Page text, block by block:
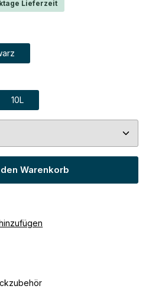
Lieferzeit
10L
Gib den gewünschten Wert
den Warenkorb